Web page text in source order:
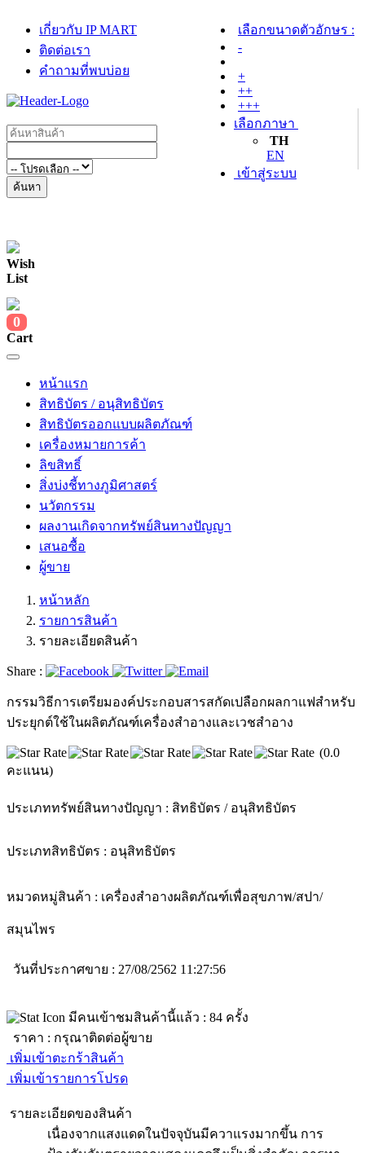
เกี่ยวกับ IP MART
ติดต่อเรา
คำถามที่พบบ่อย
เลือกขนาดตัวอักษร :
-
+
++
+++
เลือกภาษา
TH
EN
เข้าสู่ระบบ
ค้นหา
Wish
List
0
Cart
หน้าแรก
สิทธิบัตร / อนุสิทธิบัตร
สิทธิบัตรออกแบบผลิตภัณฑ์
เครื่องหมายการค้า
ลิขสิทธิ์
สิ่งบ่งชี้ทางภูมิศาสตร์
นวัตกรรม
ผลงานเกิดจากทรัพย์สินทางปัญญา
เสนอซื้อ
ผู้ขาย
หน้าหลัก
รายการสินค้า
รายละเอียดสินค้า
Share :
กรรมวิธีการเตรียมองค์ประกอบสารสกัดเปลือกผลกาแฟสำหรับ
ประยุกต์ใช้ในผลิตภัณฑ์เครื่องสำอางและเวชสำอาง
(0.0
คะแนน)
ประเภททรัพย์สินทางปัญญา : สิทธิบัตร / อนุสิทธิบัตร
ประเภทสิทธิบัตร : อนุสิทธิบัตร
หมวดหมู่สินค้า : เครื่องสำอางผลิตภัณฑ์เพื่อสุขภาพ/สปา/
สมุนไพร
วันที่ประกาศขาย : 27/08/2562 11:27:56
มีคนเข้าชมสินค้านี้แล้ว : 84 ครั้ง
ราคา : กรุณาติดต่อผู้ขาย
เพิ่มเข้าตะกร้าสินค้า
เพิ่มเข้ารายการโปรด
รายละเอียดของสินค้า
เนื่องจากแสงแดดในปัจจุบันมีควาแรงมากขึ้น การ